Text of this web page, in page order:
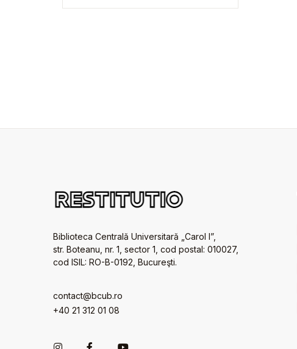
Biblioteca Centrală Universitară „Carol I”,
str. Boteanu, nr. 1, sector 1, cod postal: 010027,
cod ISIL: RO-B-0192, Bucureşti.
contact@bcub.ro
+40 21 312 01 08